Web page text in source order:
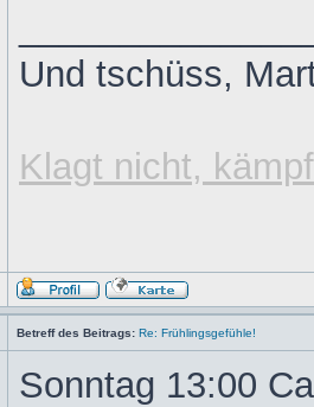
Und tschüss,
Klagt nicht,
Betreff des Beitrags: Re: Frühlingsgefühle!
Sonntag 13:00